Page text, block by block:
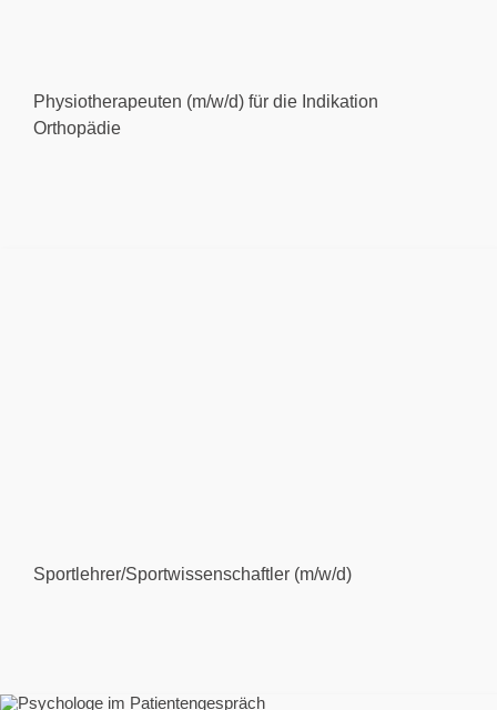
Physiotherapeuten (m/w/d) für die Indikation
Orthopädie
Sportlehrer/Sportwissenschaftler (m/w/d)